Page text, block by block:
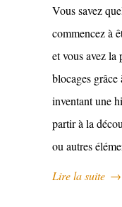
Vous savez
commencez à
et vous avez la
blocages
inventant une
partir à la
ou autres
Lire la suite →